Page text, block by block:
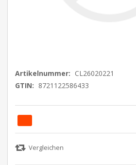
Artikelnummer: CL26020221
GTIN: 8721122586433